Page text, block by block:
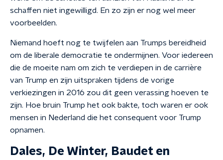
schaffen niet ingewilligd. En zo zijn er nog wel meer
voorbeelden.
Niemand hoeft nog te twijfelen aan Trumps bereidheid
om de liberale democratie te ondermijnen. Voor iedereen
die de moeite nam om zich te verdiepen in de carrière
van Trump en zijn uitspraken tijdens de vorige
verkiezingen in 2016 zou dit geen verassing hoeven te
zijn. Hoe bruin Trump het ook bakte, toch waren er ook
mensen in Nederland die het consequent voor Trump
opnamen.
Dales, De Winter, Baudet en